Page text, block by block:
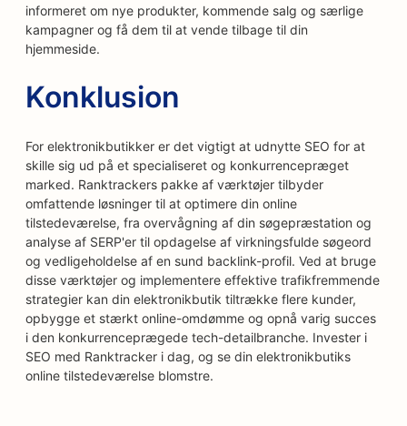
informeret om nye produkter, kommende salg og særlige
kampagner og få dem til at vende tilbage til din
hjemmeside.
Konklusion
For elektronikbutikker er det vigtigt at udnytte SEO for at
skille sig ud på et specialiseret og konkurrencepræget
marked. Ranktrackers pakke af værktøjer tilbyder
omfattende løsninger til at optimere din online
tilstedeværelse, fra overvågning af din søgepræstation og
analyse af SERP'er til opdagelse af virkningsfulde søgeord
og vedligeholdelse af en sund backlink-profil. Ved at bruge
disse værktøjer og implementere effektive trafikfremmende
strategier kan din elektronikbutik tiltrække flere kunder,
opbygge et stærkt online-omdømme og opnå varig succes
i den konkurrenceprægede tech-detailbranche. Invester i
SEO med Ranktracker i dag, og se din elektronikbutiks
online tilstedeværelse blomstre.